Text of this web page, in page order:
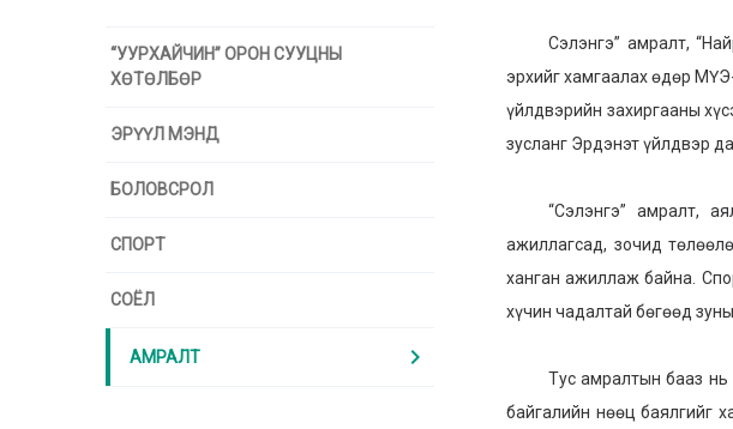
“УУРХАЙЧИН” ОРОН СУУЦНЫ
ХӨТӨЛБӨР
ЭРҮҮЛ МЭНД
БОЛОВСРОЛ
СПОРТ
СОЁЛ
АМРАЛТ chevron_right
Сэлэнгэ” амралт,
эрхийг хамгаалах өдөр
үйлдвэрийн захиргааны
зусланг Эрдэнэт үйлдвэр
“Сэлэнгэ” амралт,
ажиллагсад, зочид
ханган ажиллаж байна.
хүчин чадалтай бөгөөд
Тус амралтын бааз нь
байгалийн нөөц баялгийг